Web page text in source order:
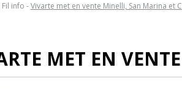
Fil info -Vivarte met en vente Minelli, San Marina et
MET EN